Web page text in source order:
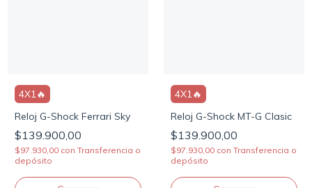
4X1🔥
Reloj G-Shock Ferrari Sky
$139.900,00
$97.930,00 con Transferencia o
depósito
4X1🔥
Reloj G-Shock MT-G Clasic
$139.900,00
$97.930,00 con Transferencia o
depósito